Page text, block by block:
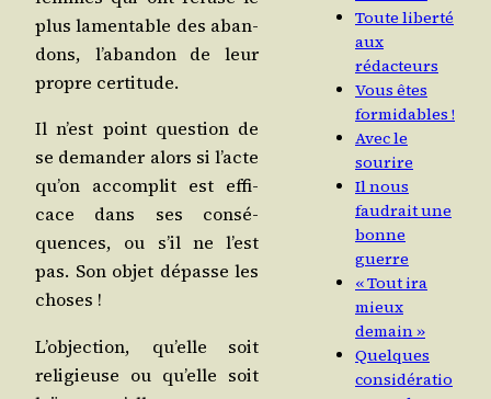
plus lamen­table des aban­
dons, l’abandon de leur
propre certitude.
Il n’est point ques­tion de
se deman­der alors si l’acte
qu’on accom­plit est effi­
cace dans ses consé­
quences, ou s’il ne l’est
pas. Son objet dépasse les
choses !
L’objection, qu’elle soit
reli­gieuse ou qu’elle soit
Toute liberté
aux
rédacteurs
Vous êtes
formidables !
Avec le
sourire
Il nous
faudrait une
bonne
guerre
« Tout ira
mieux
demain »
Quelques
considératio